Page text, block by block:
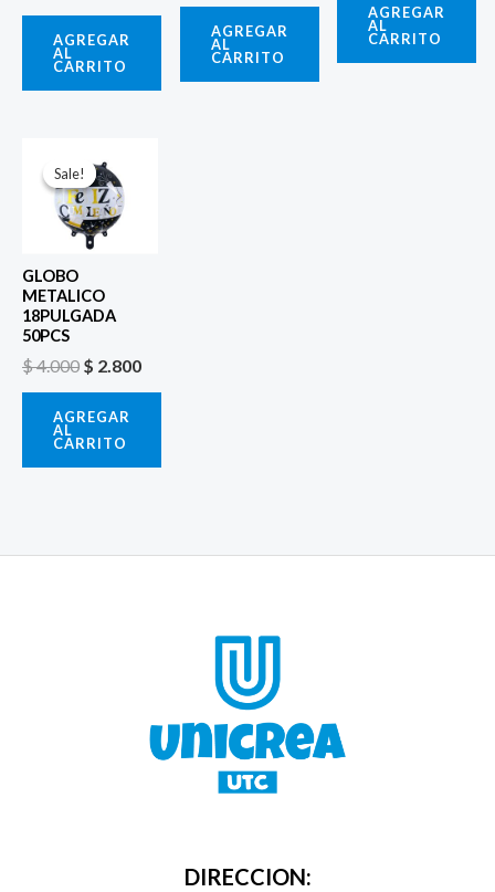
AGREGAR
AL
CARRITO
AGREGAR
AL
CARRITO
AGREGAR
AL
CARRITO
Sale!
Sale!
GLOBO
METALICO
18PULGADA
50PCS
$4.000
precio
original
era:
$ 4.000.
$ 2.800
AGREGAR
AL
CARRITO
DIRECCION: